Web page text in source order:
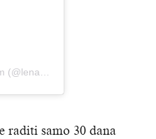
A post shared by Lena Dunham (@lenadunham)
raditi samo 30 dana